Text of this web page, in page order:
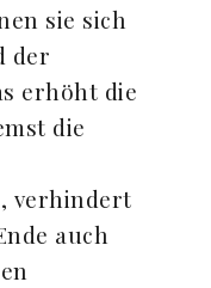
sie sich
der
erhöht die
die
verhindert
auch